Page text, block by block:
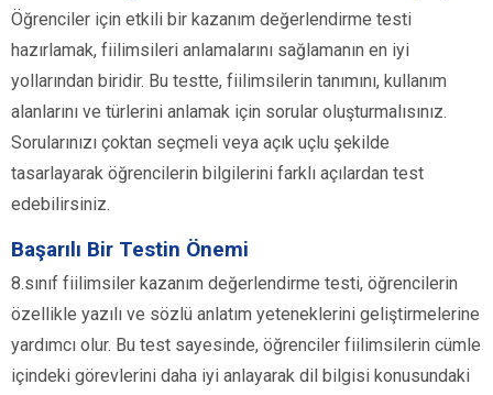
Öğrenciler için etkili bir kazanım değerlendirme testi
hazırlamak, fiilimsileri anlamalarını sağlamanın en iyi
yollarından biridir. Bu testte, fiilimsilerin tanımını, kullanım
alanlarını ve türlerini anlamak için sorular oluşturmalısınız.
Sorularınızı çoktan seçmeli veya açık uçlu şekilde
tasarlayarak öğrencilerin bilgilerini farklı açılardan test
edebilirsiniz.
Başarılı Bir Testin Önemi
8.sınıf fiilimsiler kazanım değerlendirme testi, öğrencilerin
özellikle yazılı ve sözlü anlatım yeteneklerini geliştirmelerine
yardımcı olur. Bu test sayesinde, öğrenciler fiilimsilerin cümle
içindeki görevlerini daha iyi anlayarak dil bilgisi konusundaki